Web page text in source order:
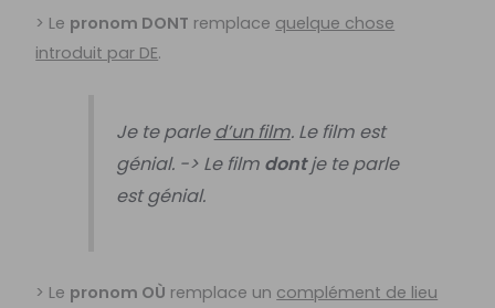
> Le pronom DONT remplace quelque chose
introduit par DE.
Je te parled’un film. Le film est
génial. -> Le film dontje te parle
est génial.
> Le pronom OÙ remplace un complément de lieu